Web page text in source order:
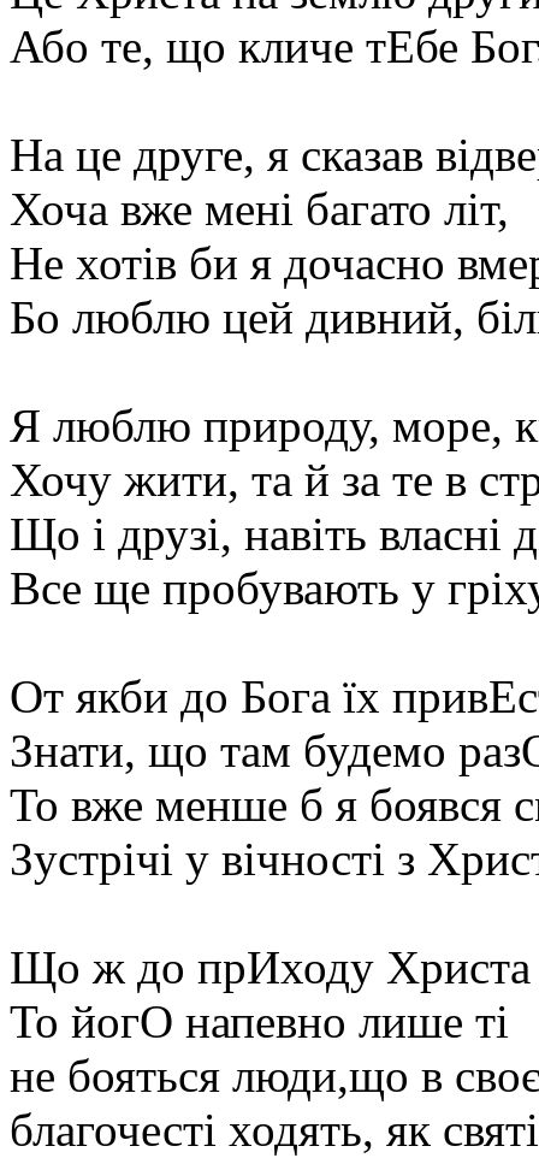
Або те, що кличе тЕбе
На це друге, я сказав
Хоча вже мені багато літ,
Не хотів би я дочасно
Бо люблю цей дивний,
Я люблю природу, море,
Хочу жити, та й за те в
Що і друзі, навіть власні
Все ще пробувають у
От якби до Бога їх
Знати, що там будемо
То вже менше б я боявся
Зустрічі у вічності з
Що ж до прИходу Христа
То йогО напевно лише ті
не бояться люди,що в
благочесті ходять, як